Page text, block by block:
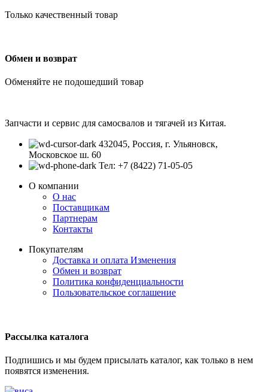
Только качественный товар
Обмен и возврат
Обменяйте не подошедший товар
Запчасти и сервис для самосвалов и тягачей из Китая.
432045, Россия, г. Ульяновск,
Московское ш. 60
Тел: +7 (8422) 71-05-05
О компании
О нас
Поставщикам
Партнерам
Контакты
Покупателям
Доставка и оплата Изменения
Обмен и возврат
Политика конфиденциальности
Пользовательское соглашение
Рассылка каталога
Подпишись и мы будем присылать каталог, как только в нем
появятся изменения.